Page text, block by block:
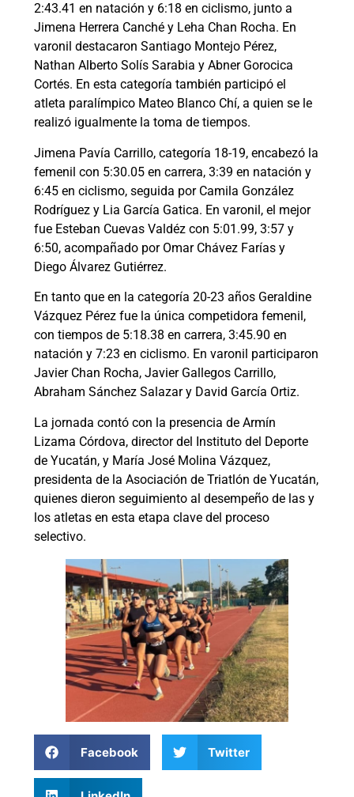
2:43.41 en natación y 6:18 en ciclismo, junto a
Jimena Herrera Canché y Leha Chan Rocha. En
varonil destacaron Santiago Montejo Pérez,
Nathan Alberto Solís Sarabia y Abner Gorocica
Cortés. En esta categoría también participó el
atleta paralímpico Mateo Blanco Chí, a quien se le
realizó igualmente la toma de tiempos.
Jimena Pavía Carrillo, categoría 18-19, encabezó la
femenil con 5:30.05 en carrera, 3:39 en natación y
6:45 en ciclismo, seguida por Camila González
Rodríguez y Lia García Gatica. En varonil, el mejor
fue Esteban Cuevas Valdéz con 5:01.99, 3:57 y
6:50, acompañado por Omar Chávez Farías y
Diego Álvarez Gutiérrez.
En tanto que en la categoría 20-23 años Geraldine
Vázquez Pérez fue la única competidora femenil,
con tiempos de 5:18.38 en carrera, 3:45.90 en
natación y 7:23 en ciclismo. En varonil participaron
Javier Chan Rocha, Javier Gallegos Carrillo,
Abraham Sánchez Salazar y David García Ortiz.
La jornada contó con la presencia de Armín
Lizama Córdova, director del Instituto del Deporte
de Yucatán, y María José Molina Vázquez,
presidenta de la Asociación de Triatlón de Yucatán,
quienes dieron seguimiento al desempeño de las y
los atletas en esta etapa clave del proceso
selectivo.
Facebook Twitter